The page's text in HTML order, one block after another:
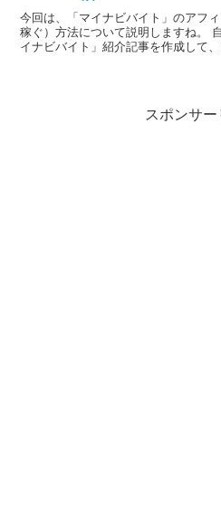
今回は、「マイナビバイト」のアフ
稼ぐ）方法について説明しますね。 自分が運営するブログで、「マ
イナビバイト」紹介記事を作成して
スポンサー